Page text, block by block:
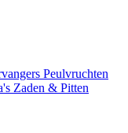
Peulvruchten
Zaden & Pitten